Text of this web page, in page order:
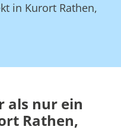
in Kurort Rathen,
als nur ein
Rathen,